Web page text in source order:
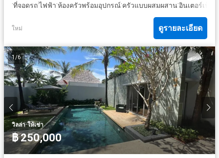
·ที่จอดรถ·ไฟฟ้า·ห้องครัวพร้อมอุปกรณ์·ครัวแบบผสมผสาน·อินเตอร์เน็ต
ใหม่ ดูรายละเอียด
1 /6
วิลล่า·ให้เช่า
฿ 250,000